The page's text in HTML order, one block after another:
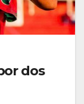
dos